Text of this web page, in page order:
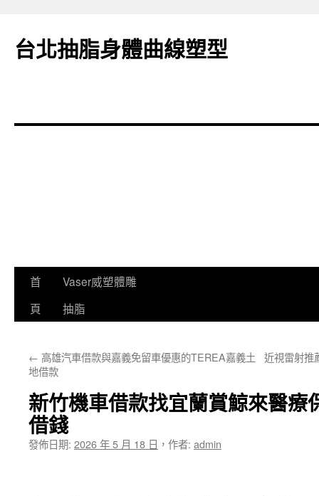
台北抽脂身體曲線塑型
跳
要
容
首
頁
Vaser威塑體雕
抽脂
← 高雄汽車借款與嘉義免留車優惠的TEREA嘉義土
地借款
近視雷射推
新竹機車借款找宜蘭賞鯨來醫療
借錢
發佈日期: 2026 年 5 月 18 日 ， 作者: admin